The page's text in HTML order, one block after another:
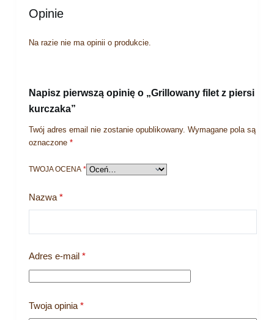
Opinie
Na razie nie ma opinii o produkcie.
Napisz pierwszą opinię o „Grillowany filet z piersi
kurczaka”
Twój adres email nie zostanie opublikowany. Wymagane pola są
oznaczone *
TWOJA OCENA *
Nazwa*
Adres e-mail*
Twoja opinia *